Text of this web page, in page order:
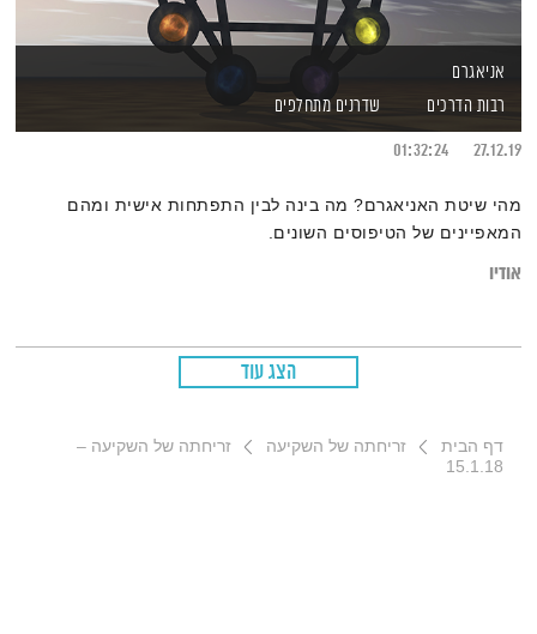
אניאגרם
רבות הדרכים
שדרנים מתחלפים
27.12.19
01:32:24
מהי שיטת האניאגרם? מה בינה לבין התפתחות אישית ומהם
המאפיינים של הטיפוסים השונים.
אודיו
הצג עוד
דף הבית זריחתה של השקיעה
זריחתה של השקיעה –
15.1.18